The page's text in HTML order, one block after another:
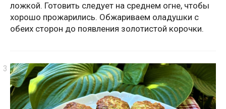
ложкой. Готовить следует на среднем огне, чтобы
хорошо прожарились. Обжариваем оладушки с
обеих сторон до появления золотистой корочки.